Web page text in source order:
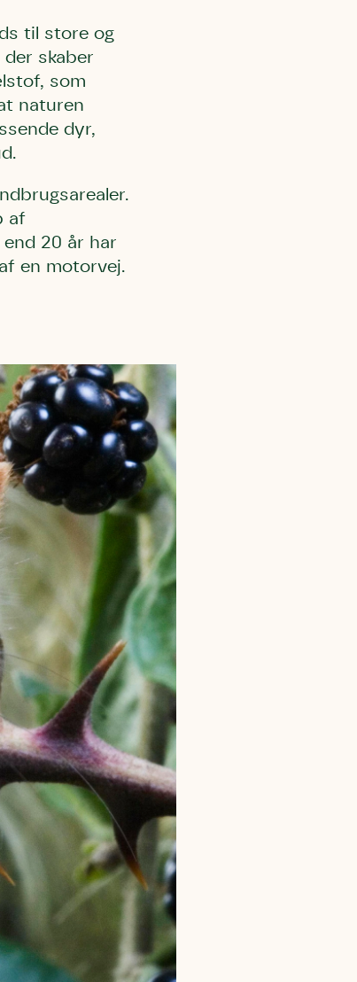
til store og
skaber
som
naturen
dyr,
af
20 år har
en motorvej.